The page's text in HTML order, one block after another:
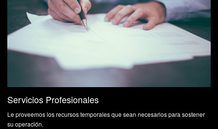
Servicios Profesionales
Le proveemos los recursos temporales que sean necesarios para sostener
su operación.